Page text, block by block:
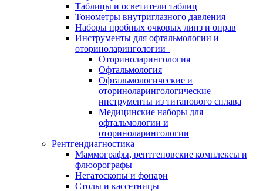
Таблицы и осветители таблиц
Тонометры внутриглазного давления
Наборы пробных очковых линз и оправ
Инструменты для офтальмологии и
оториноларингологии
Оториноларингология
Офтальмология
Офтальмологические и
оториноларингологические
инструменты из титанового сплава
Медицинские наборы для
офтальмологии и
оториноларингологии
Рентгендиагностика
Маммографы, рентгеновские комплексы и
флюорографы
Негатоскопы и фонари
Столы и кассетницы